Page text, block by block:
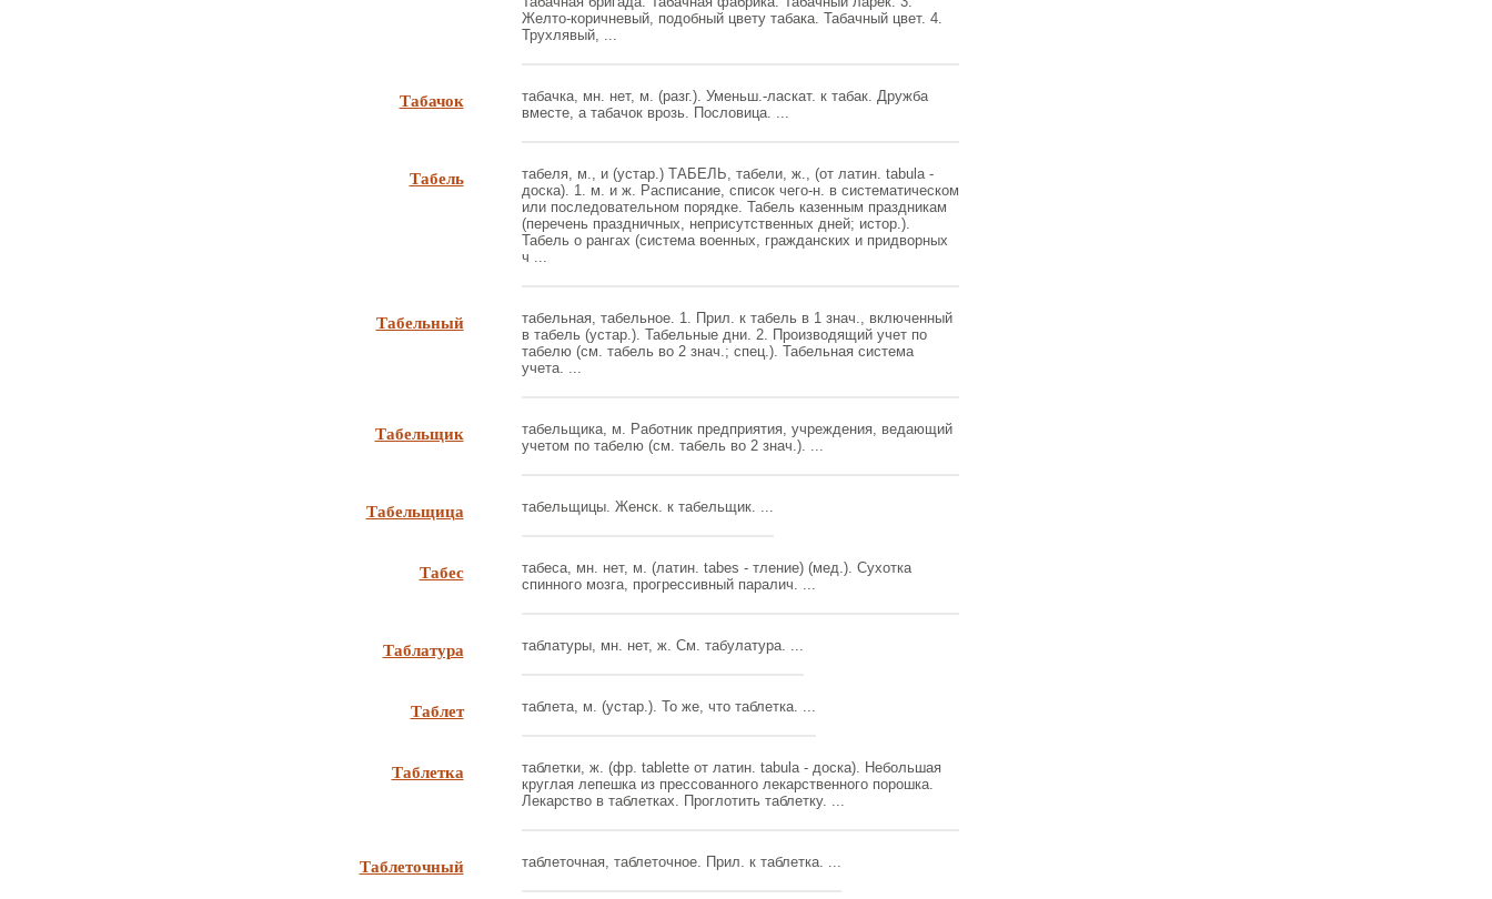
Желто-коричневый, подобный цвету табака. Табачный цвет. 4.
Трухлявый, ...
Табачок
табачка, мн. нет, м. (разг.). Уменьш.-ласкат. к табак. Дружба
вместе, а табачок врозь. Пословица. ...
Табель
табеля, м., и (устар.) ТАБЕЛЬ, табели, ж., (от латин. tabula -
доска). 1. м. и ж. Расписание, список чего-н. в систематическом
или последовательном порядке. Табель казенным праздникам
(перечень праздничных, неприсутственных дней; истор.).
Табель о рангах (система военных, гражданских и придворных
ч ...
Табельный
табельная, табельное. 1. Прил. к табель в 1 знач., включенный
в табель (устар.). Табельные дни. 2. Производящий учет по
табелю (см. табель во 2 знач.; спец.). Табельная система
учета. ...
Табельщик
табельщика, м. Работник предприятия, учреждения, ведающий
учетом по табелю (см. табель во 2 знач.). ...
Табельщица табельщицы. Женск. к табельщик. ...
Табес
табеса, мн. нет, м. (латин. tabes - тление) (мед.). Сухотка
спинного мозга, прогрессивный паралич. ...
Таблатура таблатуры, мн. нет, ж. См. табулатура. ...
Таблет таблета, м. (устар.). То же, что таблетка. ...
Таблетка
таблетки, ж. (фр. tablette от латин. tabula - доска). Небольшая
круглая лепешка из прессованного лекарственного порошка.
Лекарство в таблетках. Проглотить таблетку. ...
Таблеточный таблеточная, таблеточное. Прил. к таблетка. ...